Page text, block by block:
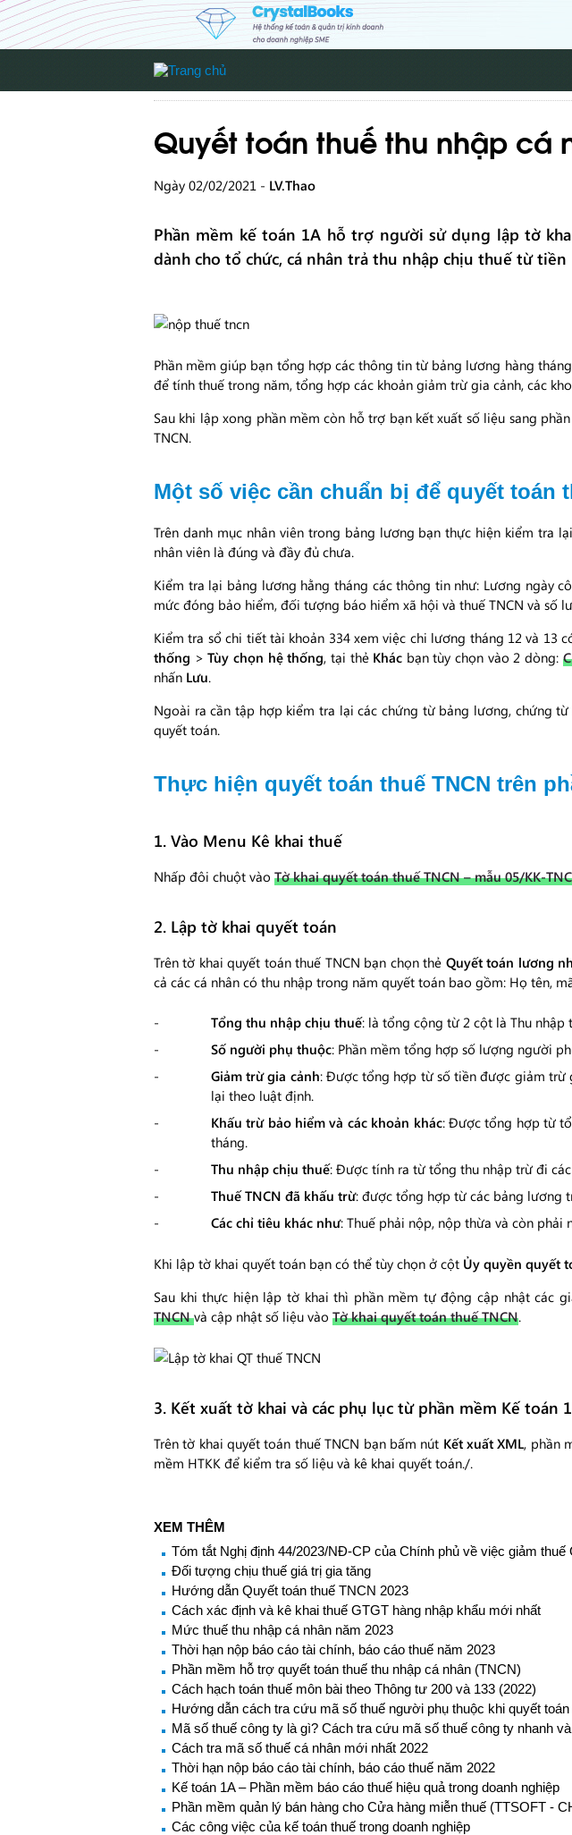
Quyết toán thuế thu nhập cá
Ngày 02/02/2021 - LV.Thao
Phần mềm kế toán 1A hỗ trợ người sử dụng lập tờ
dành cho tổ chức, cá nhân trả thu nhập chịu thuế từ
Phần mềm giúp bạn tổng hợp các thông tin từ bảng lương hàng
để tính thuế trong năm, tổng hợp các khoản giảm trừ gia cảnh, các
Sau khi lập xong phần mềm còn hỗ trợ bạn kết xuất số liệu sang
TNCN.
Một số việc cần chuẩn bị để quyết toán
Trên danh mục nhân viên trong bảng lương bạn thực hiện kiểm tra
nhân viên là đúng và đầy đủ chưa.
Kiểm tra lại bảng lương hằng tháng các thông tin như: Lương ngày
mức đóng bảo hiểm, đối tượng báo hiểm xã hội và thuế TNCN và số
Kiểm tra sổ chi tiết tài khoản 334 xem việc chi lương tháng 12 và 13
thống >Tùy chọn hệ thống, tại thẻ Khác bạn tùy chọn vào 2 dòng:
nhấn Lưu.
Ngoài ra cần tập hợp kiểm tra lại các chứng từ bảng lương, chứng
quyết toán.
Thực hiện quyết toán thuế TNCN trên
1. Vào Menu Kê khai thuế
Nhấp đôi chuột vào Tờ khai quyết toán thuế TNCN – mẫu 05/KK-
2. Lập tờ khai quyết toán
Trên tờ khai quyết toán thuế TNCN bạn chọn thẻ Quyết toán lương
cả các cá nhân có thu nhập trong năm quyết toán bao gồm: Họ tên,
Tổng thu nhập chịu thuế: là tổng cộng từ 2 cột là Thu nhập
Số người phụ thuộc: Phần mềm tổng hợp số lượng người
Giảm trừ gia cảnh: Được tổng hợp từ số tiền được giảm trừ
lại theo luật định.
Khấu trừ bảo hiểm và các khoản khác: Được tổng hợp từ
tháng.
Thu nhập chịu thuế: Được tính ra từ tổng thu nhập trừ đi
Thuế TNCN đã khấu trừ: được tổng hợp từ các bảng lương
Các chỉ tiêu khác như: Thuế phải nộp, nộp thừa và còn
Khi lập tờ khai quyết toán bạn có thể tùy chọn ở cột Ủy quyền quyết
Sau khi thực hiện lập tờ khai thì phần mềm tự động cập nhật các
TNCNvà cập nhật số liệu vào Tờ khai quyết toán thuế TNCN.
3. Kết xuất tờ khai và các phụ lục từ phần mềm Kế toán
Trên tờ khai quyết toán thuế TNCN bạn bấm nút Kết xuất XML, phần
mềm HTKK để kiểm tra số liệu và kê khai quyết toán./.
XEM THÊM
Tóm tắt Nghị định 44/2023/NĐ-CP của Chính phủ về việc giảm thuế
Đối tượng chịu thuế giá trị gia tăng
Hướng dẫn Quyết toán thuế TNCN 2023
Cách xác định và kê khai thuế GTGT hàng nhập khẩu mới nhất
Mức thuế thu nhập cá nhân năm 2023
Thời hạn nộp báo cáo tài chính, báo cáo thuế năm 2023
Phần mềm hỗ trợ quyết toán thuế thu nhập cá nhân (TNCN)
Cách hạch toán thuế môn bài theo Thông tư 200 và 133 (2022)
Hướng dẫn cách tra cứu mã số thuế người phụ thuộc khi quyết toán
Mã số thuế công ty là gì? Cách tra cứu mã số thuế công ty nhanh
Cách tra mã số thuế cá nhân mới nhất 2022
Thời hạn nộp báo cáo tài chính, báo cáo thuế năm 2022
Kế toán 1A – Phần mềm báo cáo thuế hiệu quả trong doanh nghiệp
Phần mềm quản lý bán hàng cho Cửa hàng miễn thuế (TTSOFT -
Các công việc của kế toán thuế trong doanh nghiệp